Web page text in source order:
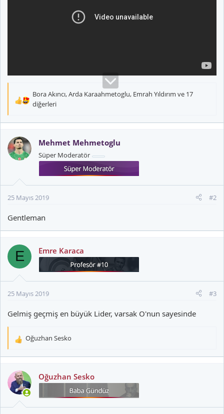
T
p
i
l
e
Bora Akıncı,Arda Karaahmetoglu, Emrah Yıldırım ve 17
diğerleri
Mehmet Mehmetoglu
Süper Moderatör
25 Mayıs 2019 #2
Gentleman
E Emre Karaca
25 Mayıs 2019 #3
Gelmiş geçmiş en büyük Lider, varsak O'nun sayesinde
T
k
i
l
Oğuzhan Sesko
Oğuzhan Sesko